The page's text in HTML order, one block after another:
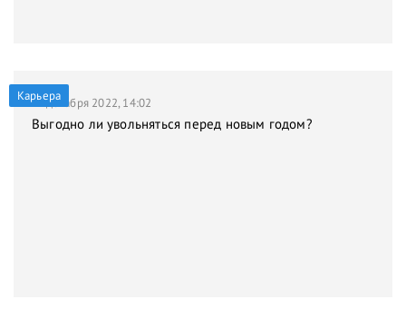
Карьера
21 декабря 2022, 14:02
Выгодно ли увольняться перед новым годом?